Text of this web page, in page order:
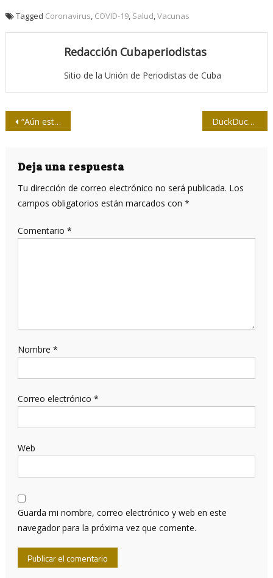
Tagged Coronavirus COVID-19, Salud Vacunas
Redacción Cubaperiodistas
Sitio de la Unión de Periodistas de Cuba
Navegación
entradas
“Aún estamos a tiempo de hacer posible lo imposible” DuckDuckGo¿Rival de Google?
Deja una respuesta
Tu dirección de correo electrónico no será publicada. Los
campos obligatorios están marcados con *
Comentario *
Nombre *
Correo electrónico *
Web
Guarda mi nombre, correo electrónico y web en este
navegador para la próxima vez que comente.